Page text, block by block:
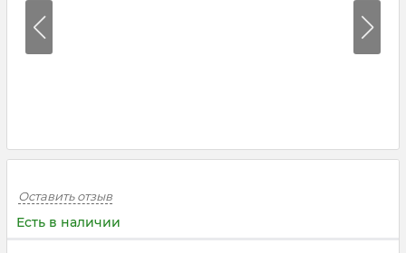
Оставить отзыв
Есть в наличии